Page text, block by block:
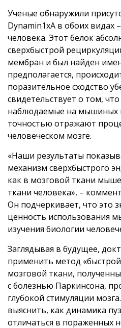
Ученые обнаружили
Dynamin1xA в обоих видах
человека. Этот белок
сверхбыстрой
мембран и был найден
предполагается,
поразительное сходство
свидетельствует о том,
наблюдаемые на мышиных
точностью отражают
человеческом мозге.
«Наши результаты
механизм сверхбыстрого
как в мозговой ткани
ткани человека», –
Он подчеркивает, что это
ценность использования
изучения биологии
Заглядывая в будущее,
применить метод
мозговой ткани,
с болезнью Паркинсона,
глубокой стимуляции
выяснить, как динамика
отличаться в пораженных